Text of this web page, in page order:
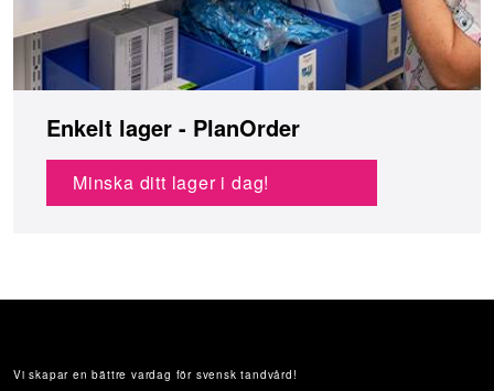
Enkelt lager - PlanOrder
Minska ditt lager i dag!
Vi skapar en bättre vardag för svensk tandvård!